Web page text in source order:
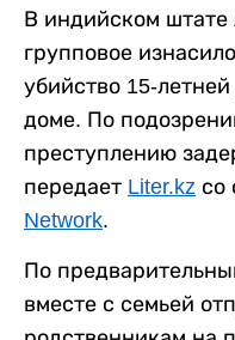
В индийском
групповое
убийство 15-
доме. По
преступлению
передает Liter.kz со
Network.
По
вместе с семьей